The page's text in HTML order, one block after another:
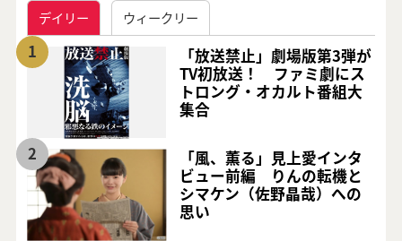
デイリー ウィークリー
1
「放送禁止」劇場版第3弾が
TV初放送！ ファミ劇にス
トロング・オカルト番組大
集合
2
「風、薫る」見上愛インタ
ビュー前編 りんの転機と
シマケン（佐野晶哉）への
思い